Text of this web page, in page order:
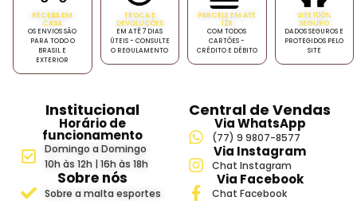
RECEBA EM
CASA
OS ENVIOS SÃO
PARA TODO O
BRASIL E
EXTERIOR
TROCA E
DEVOLUÇÕES
EM ATÉ 7 DIAS
ÚTEIS - CONSULTE
O REGULAMENTO
PARCELE EM ATÉ
12X
COM TODOS
CARTÕES -
CRÉDITO E DÉBITO
SITE 100%
SEGURO
DADOS SEGUROS E
PROTEGIDOS PELO
SITE
Institucional
Horário de
funcionamento
Domingo a Domingo
10h às 12h | 16h às 18h
Sobre nós
Sobre a malta esportes
Central de Vendas
Via WhatsApp
(77) 9 9807-8577
Via Instagram
Chat Instagram
Via Facebook
Chat Facebook